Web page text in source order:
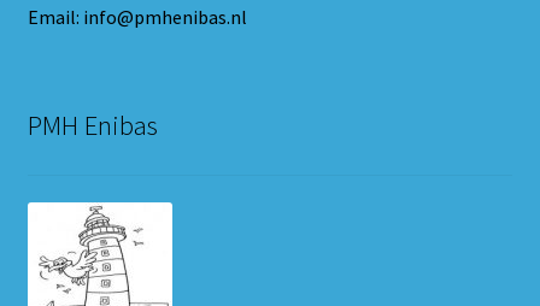
Email: info@pmhenibas.nl
PMH Enibas